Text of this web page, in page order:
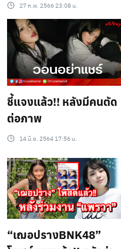
Maybe” น่ารักสุดคิ้วท์
เต็มไปด้วยความสดใส!!
27 ก.พ. 2566 23:08 น.
ชี้แจงแล้ว!! หลังมีคนตัด
ต่อภาพ
14 มิ.ย. 2564 17:56 น.
“เฌอปรางBNK48”